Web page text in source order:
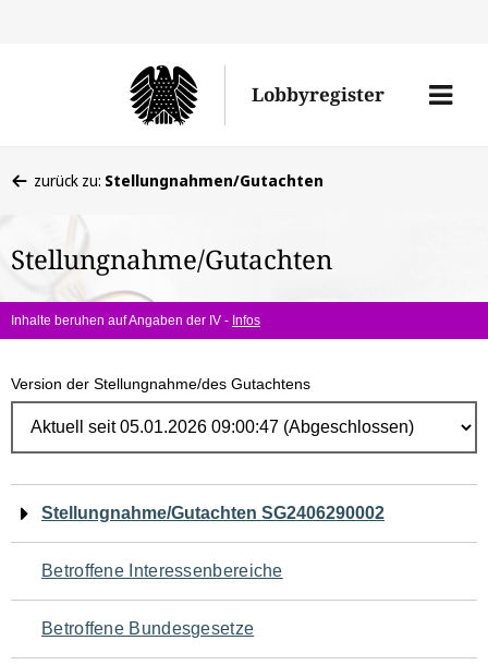
Lobbyregister
Menü
befinden
hier:
zurück zu: Stellungnahmen/Gutachten
Stellungnahme/Gutachten
Inhalte beruhen auf Angaben der IV - Infos
Version der Stellungnahme/des Gutachtens
Navigation
für
den
Seiteninhalt
Stellungnahme/Gutachten SG2406290002
Betroffene Interessenbereiche
Betroffene Bundesgesetze